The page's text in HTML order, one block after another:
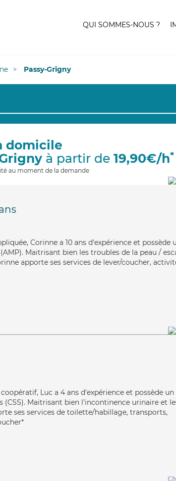
QUI SOMMES-NOUS ?
Passy-Grigny
domicile
à partir de 19,90€/h*
au moment de la demande
Corinne a 10 ans d'expérience et possède
Maitrisant bien les troubles de la peau /
apporte ses services de lever/coucher,
Luc a 4 ans d'expérience et possède un
(CSS). Maitrisant bien l'incontinence urinaire et
ses services de toilette/habillage, transports,